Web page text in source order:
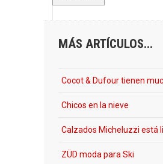
MÁS ARTÍCULOS...
Cocot & Dufour tienen
Chicos en la nieve
Calzados Micheluzzi está
ZÜD moda para Ski